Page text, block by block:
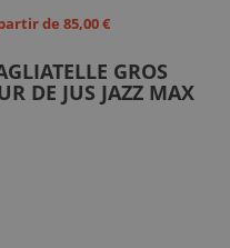
de 85,00 €
GROS
DE JUS JAZZ MAX